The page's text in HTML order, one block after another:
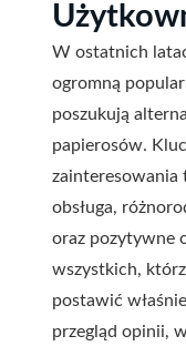
W ostatnich
ogromną
poszukują
papierosów.
zainteresowania
obsługa,
oraz pozytywne
wszystkich,
postawić
przegląd opinii,